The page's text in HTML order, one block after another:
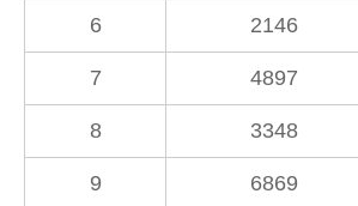
6 2146
7 4897
8 3348
9 6869